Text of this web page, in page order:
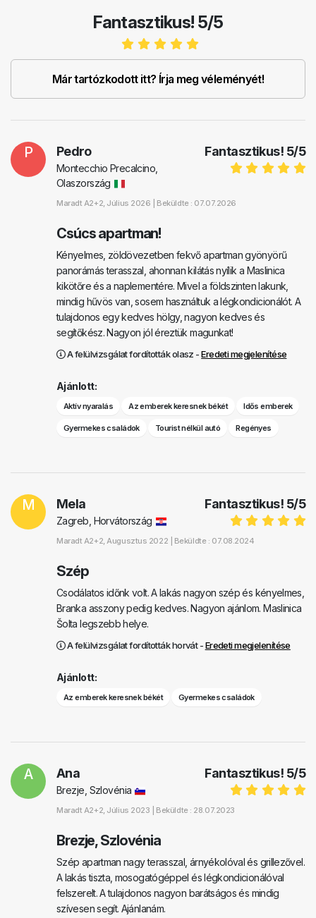
Fantasztikus! 5/5
Már tartózkodott itt? Írja meg véleményét!
P Fantasztikus! 5/5
Pedro
Montecchio Precalcino,
Olaszország
Maradt A2+2, Július 2026 | Beküldte : 07.07.2026
Csúcs apartman!
Kényelmes, zöldövezetben fekvő apartman gyönyörű
panorámás terasszal, ahonnan kilátás nyílik a Maslinica
kikötőre és a naplementére. Mivel a földszinten lakunk,
mindig hűvös van, sosem használtuk a légkondicionálót. A
tulajdonos egy kedves hölgy, nagyon kedves és
segítőkész. Nagyon jól éreztük magunkat!
A felülvizsgálat fordították olasz -Eredeti megjelenítése
Ajánlott:
Aktív nyaralás Az emberek keresnek békét Idős emberek
Gyermekes családok Tourist nélkül autó Regényes
M Fantasztikus! 5/5
Mela
Zagreb, Horvátország
Maradt A2+2, Augusztus 2022 | Beküldte : 07.08.2024
Szép
Csodálatos időnk volt. A lakás nagyon szép és kényelmes,
Branka asszony pedig kedves. Nagyon ajánlom. Maslinica
Šolta legszebb helye.
A felülvizsgálat fordították horvát -Eredeti megjelenítése
Ajánlott:
Az emberek keresnek békét Gyermekes családok
A Fantasztikus! 5/5
Ana
Brezje, Szlovénia
Maradt A2+2, Július 2023 | Beküldte : 28.07.2023
Brezje, Szlovénia
Szép apartman nagy terasszal, árnyékolóval és grillezővel.
A lakás tiszta, mosogatógéppel és légkondicionálóval
felszerelt. A tulajdonos nagyon barátságos és mindig
szívesen segít. Ajánlanám.